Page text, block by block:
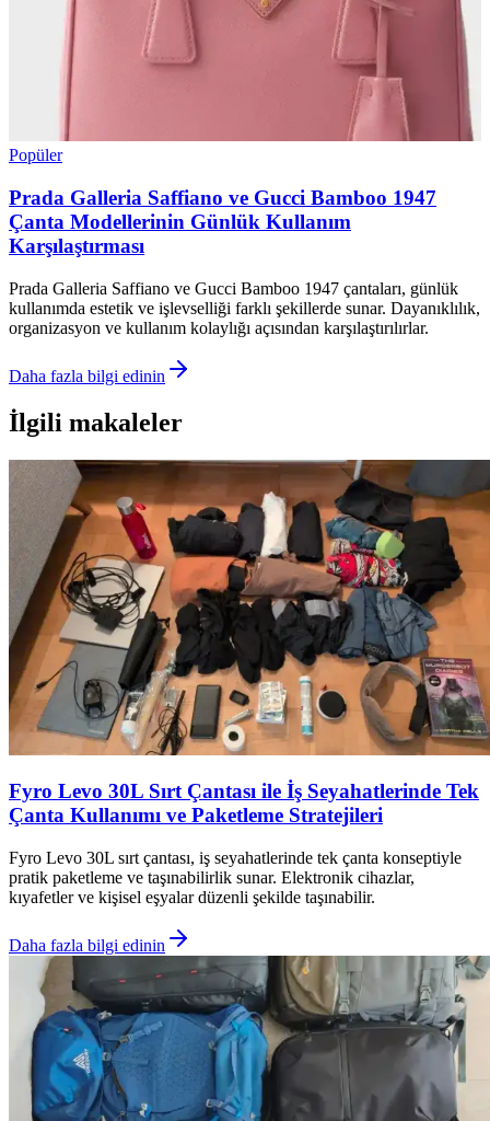
Popüler
Prada Galleria Saffiano ve Gucci Bamboo 1947
Çanta Modellerinin Günlük Kullanım
Karşılaştırması
Prada Galleria Saffiano ve Gucci Bamboo 1947 çantaları, günlük
kullanımda estetik ve işlevselliği farklı şekillerde sunar. Dayanıklılık,
organizasyon ve kullanım kolaylığı açısından karşılaştırılırlar.
Daha fazla bilgi edinin
İlgili makaleler
Fyro Levo 30L Sırt Çantası ile İş Seyahatlerinde Tek
Çanta Kullanımı ve Paketleme Stratejileri
Fyro Levo 30L sırt çantası, iş seyahatlerinde tek çanta konseptiyle
pratik paketleme ve taşınabilirlik sunar. Elektronik cihazlar,
kıyafetler ve kişisel eşyalar düzenli şekilde taşınabilir.
Daha fazla bilgi edinin